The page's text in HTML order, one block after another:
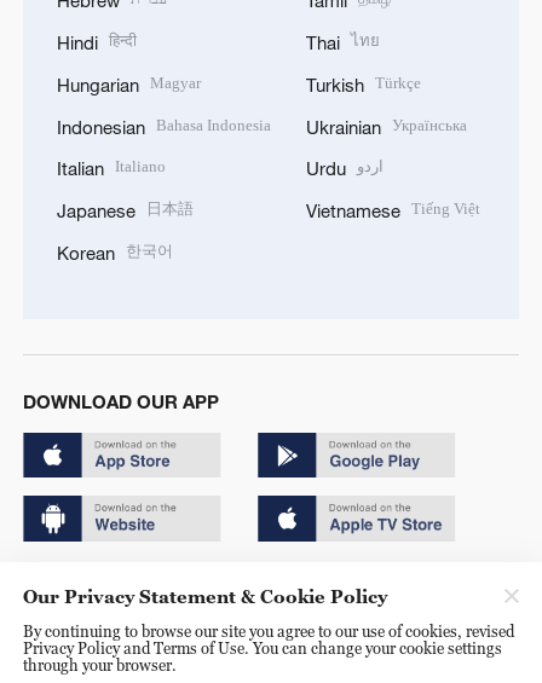
Hindi हिन्दी
Hungarian Magyar
Indonesian Bahasa Indonesia
Italian Italiano
Japanese 日本語
Korean 한국어
Thai ไทย
Turkish Türkçe
Ukrainian Українська
Urdu اردو
Vietnamese Tiếng Việt
DOWNLOAD OUR APP
京ICP备20000184号
京公网安备 11010502050052号
Our Privacy Statement & Cookie Policy
By continuing to browse our site you agree to our use of cookies, revised
Privacy Policy and Terms of Use. You can change your cookie settings
through your browser.